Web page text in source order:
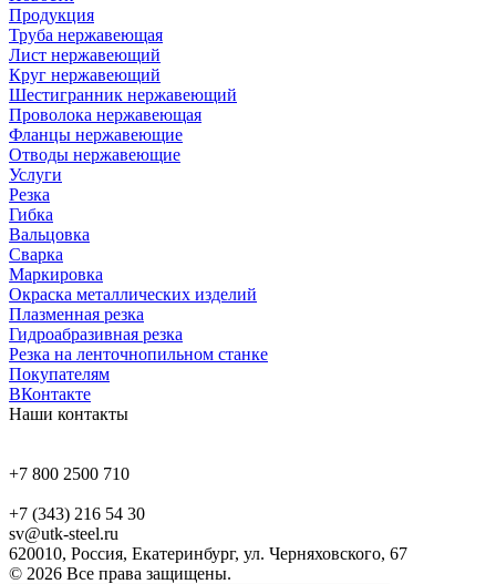
Продукция
Труба нержавеющая
Лист нержавеющий
Круг нержавеющий
Шестигранник нержавеющий
Проволока нержавеющая
Фланцы нержавеющие
Отводы нержавеющие
Услуги
Резка
Гибка
Вальцовка
Сварка
Маркировка
Окраска металлических изделий
Плазменная резка
Гидроабразивная резка
Резка на ленточнопильном станке
Покупателям
ВКонтакте
Наши контакты
+7 800 2500 710
+7 (343) 216 54 30
sv@utk-steel.ru
620010, Россия, Екатеринбург, ул. Черняховского, 67
© 2026 Все права защищены.